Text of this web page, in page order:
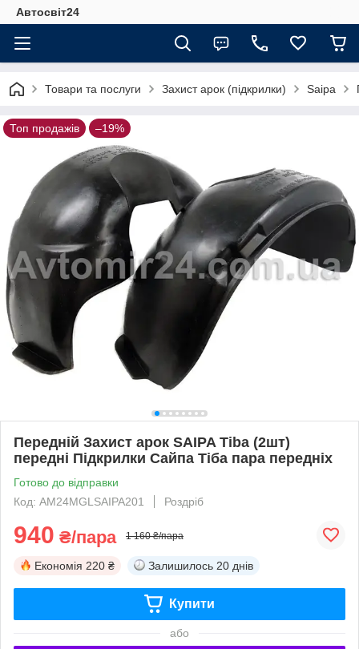
Автосвіт24
Товари та послуги Захист арок (підкрилки) Saipa
Топ продажів –19%
Передній Захист арок SAIPA Tiba (2шт)
передні Підкрилки Сайпа Тіба пара передніх
Готово до відправки
Код: AM24MGLSAIPA201
Роздріб
940 ₴/пара 1 160 ₴/пара
Економія 220 ₴ Залишилось 20 днів
Купити
або